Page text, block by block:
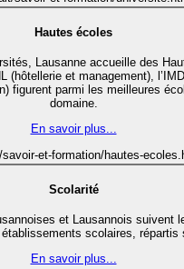
Hautes écoles
Lausanne accueille des
(hôtellerie et management),
figurent parmi les meilleures
domaine.
En savoir plus...
et-formation/hautes-
Scolarité
et Lausannois suivent
scolaires, répartis
En savoir plus...